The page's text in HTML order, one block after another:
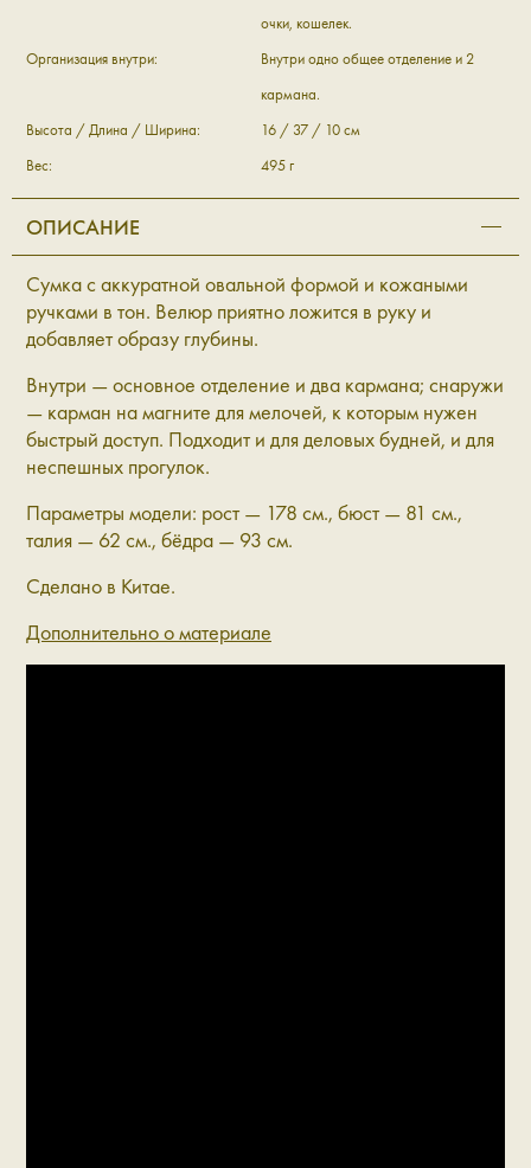
очки, кошелек.
Организация внутри:
Внутри одно общее отделение и 2
кармана.
Высота / Длина / Ширина:
16 / 37 / 10 см
Вес:
495 г
ОПИСАНИЕ
Сумка с аккуратной овальной формой и кожаными
ручками в тон. Велюр приятно ложится в руку и
добавляет образу глубины.
Внутри — основное отделение и два кармана; снаружи
— карман на магните для мелочей, к которым нужен
быстрый доступ. Подходит и для деловых будней, и для
неспешных прогулок.
Параметры модели: рост — 178 см., бюст — 81 см.,
талия — 62 см., бёдра — 93 см.
Сделано в Китае.
Дополнительно о материале